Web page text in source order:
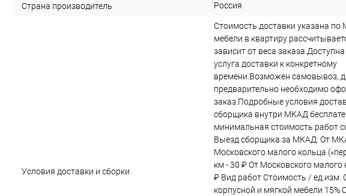
Страна производитель Россия
Условия доставки и сборки
Стоимость доставки указана
мебели в квартиру
зависит от веса
услуга доставки к конкретному
времени.Возможен самовывоз,
предварительно необходимо
заказ.Подробные условия
сборщика внутри МКАД
минимальная стоимость работ
Выезд сборщика за МКАД: От
Московского малого кольца
км - 30 ₽ От Московского малого
₽ Вид работ Стоимость / ед.изм.
корпусной и мягкой мебели 15%